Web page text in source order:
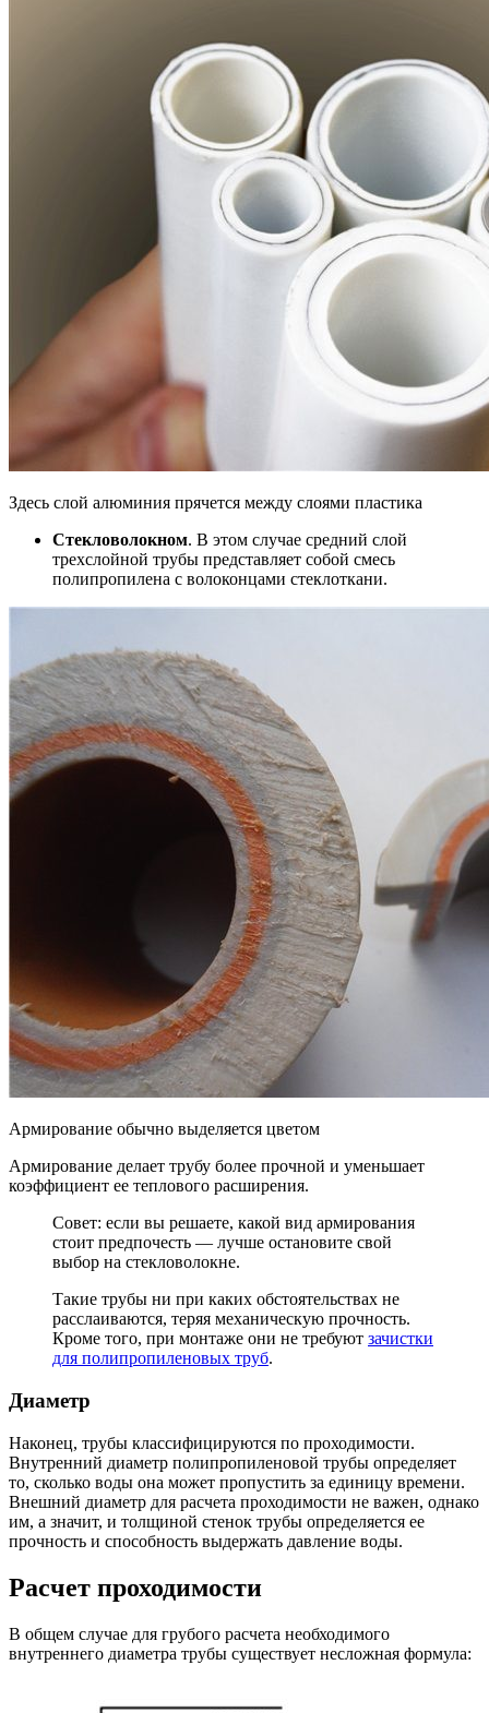
Здесь слой алюминия прячется между слоями пластика
Стекловолокном. В этом случае средний слой
трехслойной трубы представляет собой смесь
полипропилена с волоконцами стеклоткани.
Армирование обычно выделяется цветом
Армирование делает трубу более прочной и уменьшает
коэффициент ее теплового расширения.
Совет: если вы решаете, какой вид армирования
стоит предпочесть — лучше остановите свой
выбор на стекловолокне.
Такие трубы ни при каких обстоятельствах не
расслаиваются, теряя механическую прочность.
Кроме того, при монтаже они не требуют зачистки
для полипропиленовых труб.
Диаметр
Наконец, трубы классифицируются по проходимости.
Внутренний диаметр полипропиленовой трубы определяет
то, сколько воды она может пропустить за единицу времени.
Внешний диаметр для расчета проходимости не важен, однако
им, а значит, и толщиной стенок трубы определяется ее
прочность и способность выдержать давление воды.
Расчет проходимости
В общем случае для грубого расчета необходимого
внутреннего диаметра трубы существует несложная формула: